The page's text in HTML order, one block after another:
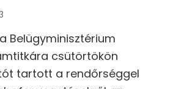
Belügyminisztérium
csütörtökön
tartott a rendőrséggel